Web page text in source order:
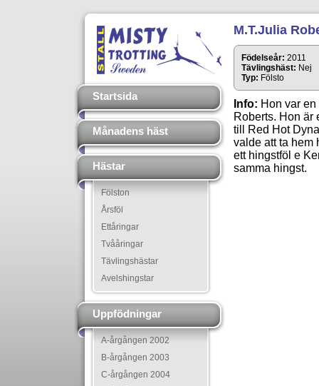
Startsida
Månadens häst
Hästar
Fölston
Årsföl
Ettåringar
Tvååringar
Tävlingshästar
Avelshingstar
Uppfödningar
A-årgången 2002
B-årgången 2003
C-årgången 2004
M.T.Julia
Födelseår: 2011
Tävlingshäst: Nej
Typ: Fölsto
Info: Hon var
Roberts. Hon är
till Red Hot
valde att ta hem
ett hingstföl e
samma hingst.